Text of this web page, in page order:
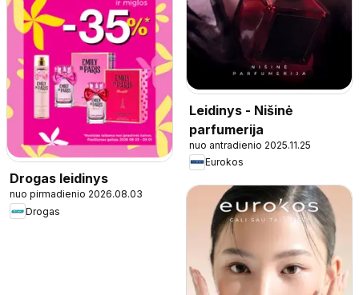
Drogas leidinys
nuo pirmadienio 2026.08.03
Drogas
Leidinys - Nišinė
parfumerija
nuo antradienio 2025.11.25
Eurokos